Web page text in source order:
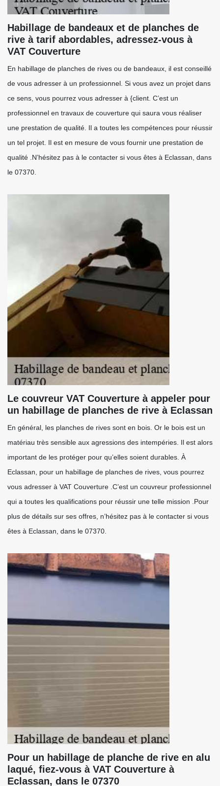
Habillage de bandeaux et de planches de
rive à tarif abordables, adressez-vous à
VAT Couverture
En habillage de planches de rives ou de bandeaux, il est conseillé
de vous adresser à un professionnel. Si vous avez un projet dans
ce sens, vous pourrez vous adresser à {client. C’est un
professionnel en travaux de couverture qui saura vous réaliser
une prestation de qualité. Il a toutes les compétences pour réussir
un tel projet. Il est en mesure de vous fournir une prestation de
qualité .N’hésitez pas à le contacter si vous êtes à Eclassan, dans
le 07370.
Le couvreur VAT Couverture à appeler pour
un habillage de planches de rive à Eclassan
En général, les planches de rives sont en bois. Or le bois est un
matériau très sensible aux agressions des intempéries. Il est alors
important de les protéger pour qu’elles soient durables. À
Eclassan, pour un habillage de planches de rives, vous pourrez
vous adresser à VAT Couverture .C’est un couvreur professionnel
qui a toutes les qualifications pour réussir une telle mission .Pour
plus de détails sur ses offres, n’hésitez pas à le contacter si vous
êtes à Eclassan, dans le 07370.
Pour un habillage de planche de rive en alu
laqué, fiez-vous à VAT Couverture à
Eclassan, dans le 07370